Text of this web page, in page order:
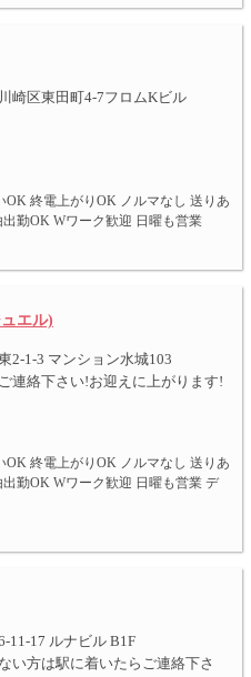
崎区東田町4-7フロムKビル
終電上がりOK ノルマなし 送りあ
勤OK Wワーク歓迎 日曜も営業
エル)
2-1-3 マンション水城103
連絡下さい!お迎えに上がります!
終電上がりOK ノルマなし 送りあ
勤OK Wワーク歓迎 日曜も営業 デ
11-17 ルナビル B1F
方は駅に着いたらご連絡下さ